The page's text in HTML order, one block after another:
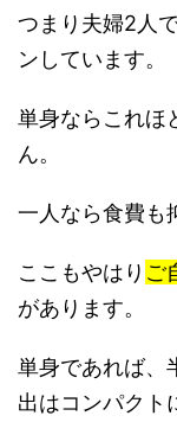
つまり夫婦2人
ンしています。
単身ならこれほ
ん。
一人なら食費も
ここもやはり ご
があります。
単身であれば、
出はコンパクト